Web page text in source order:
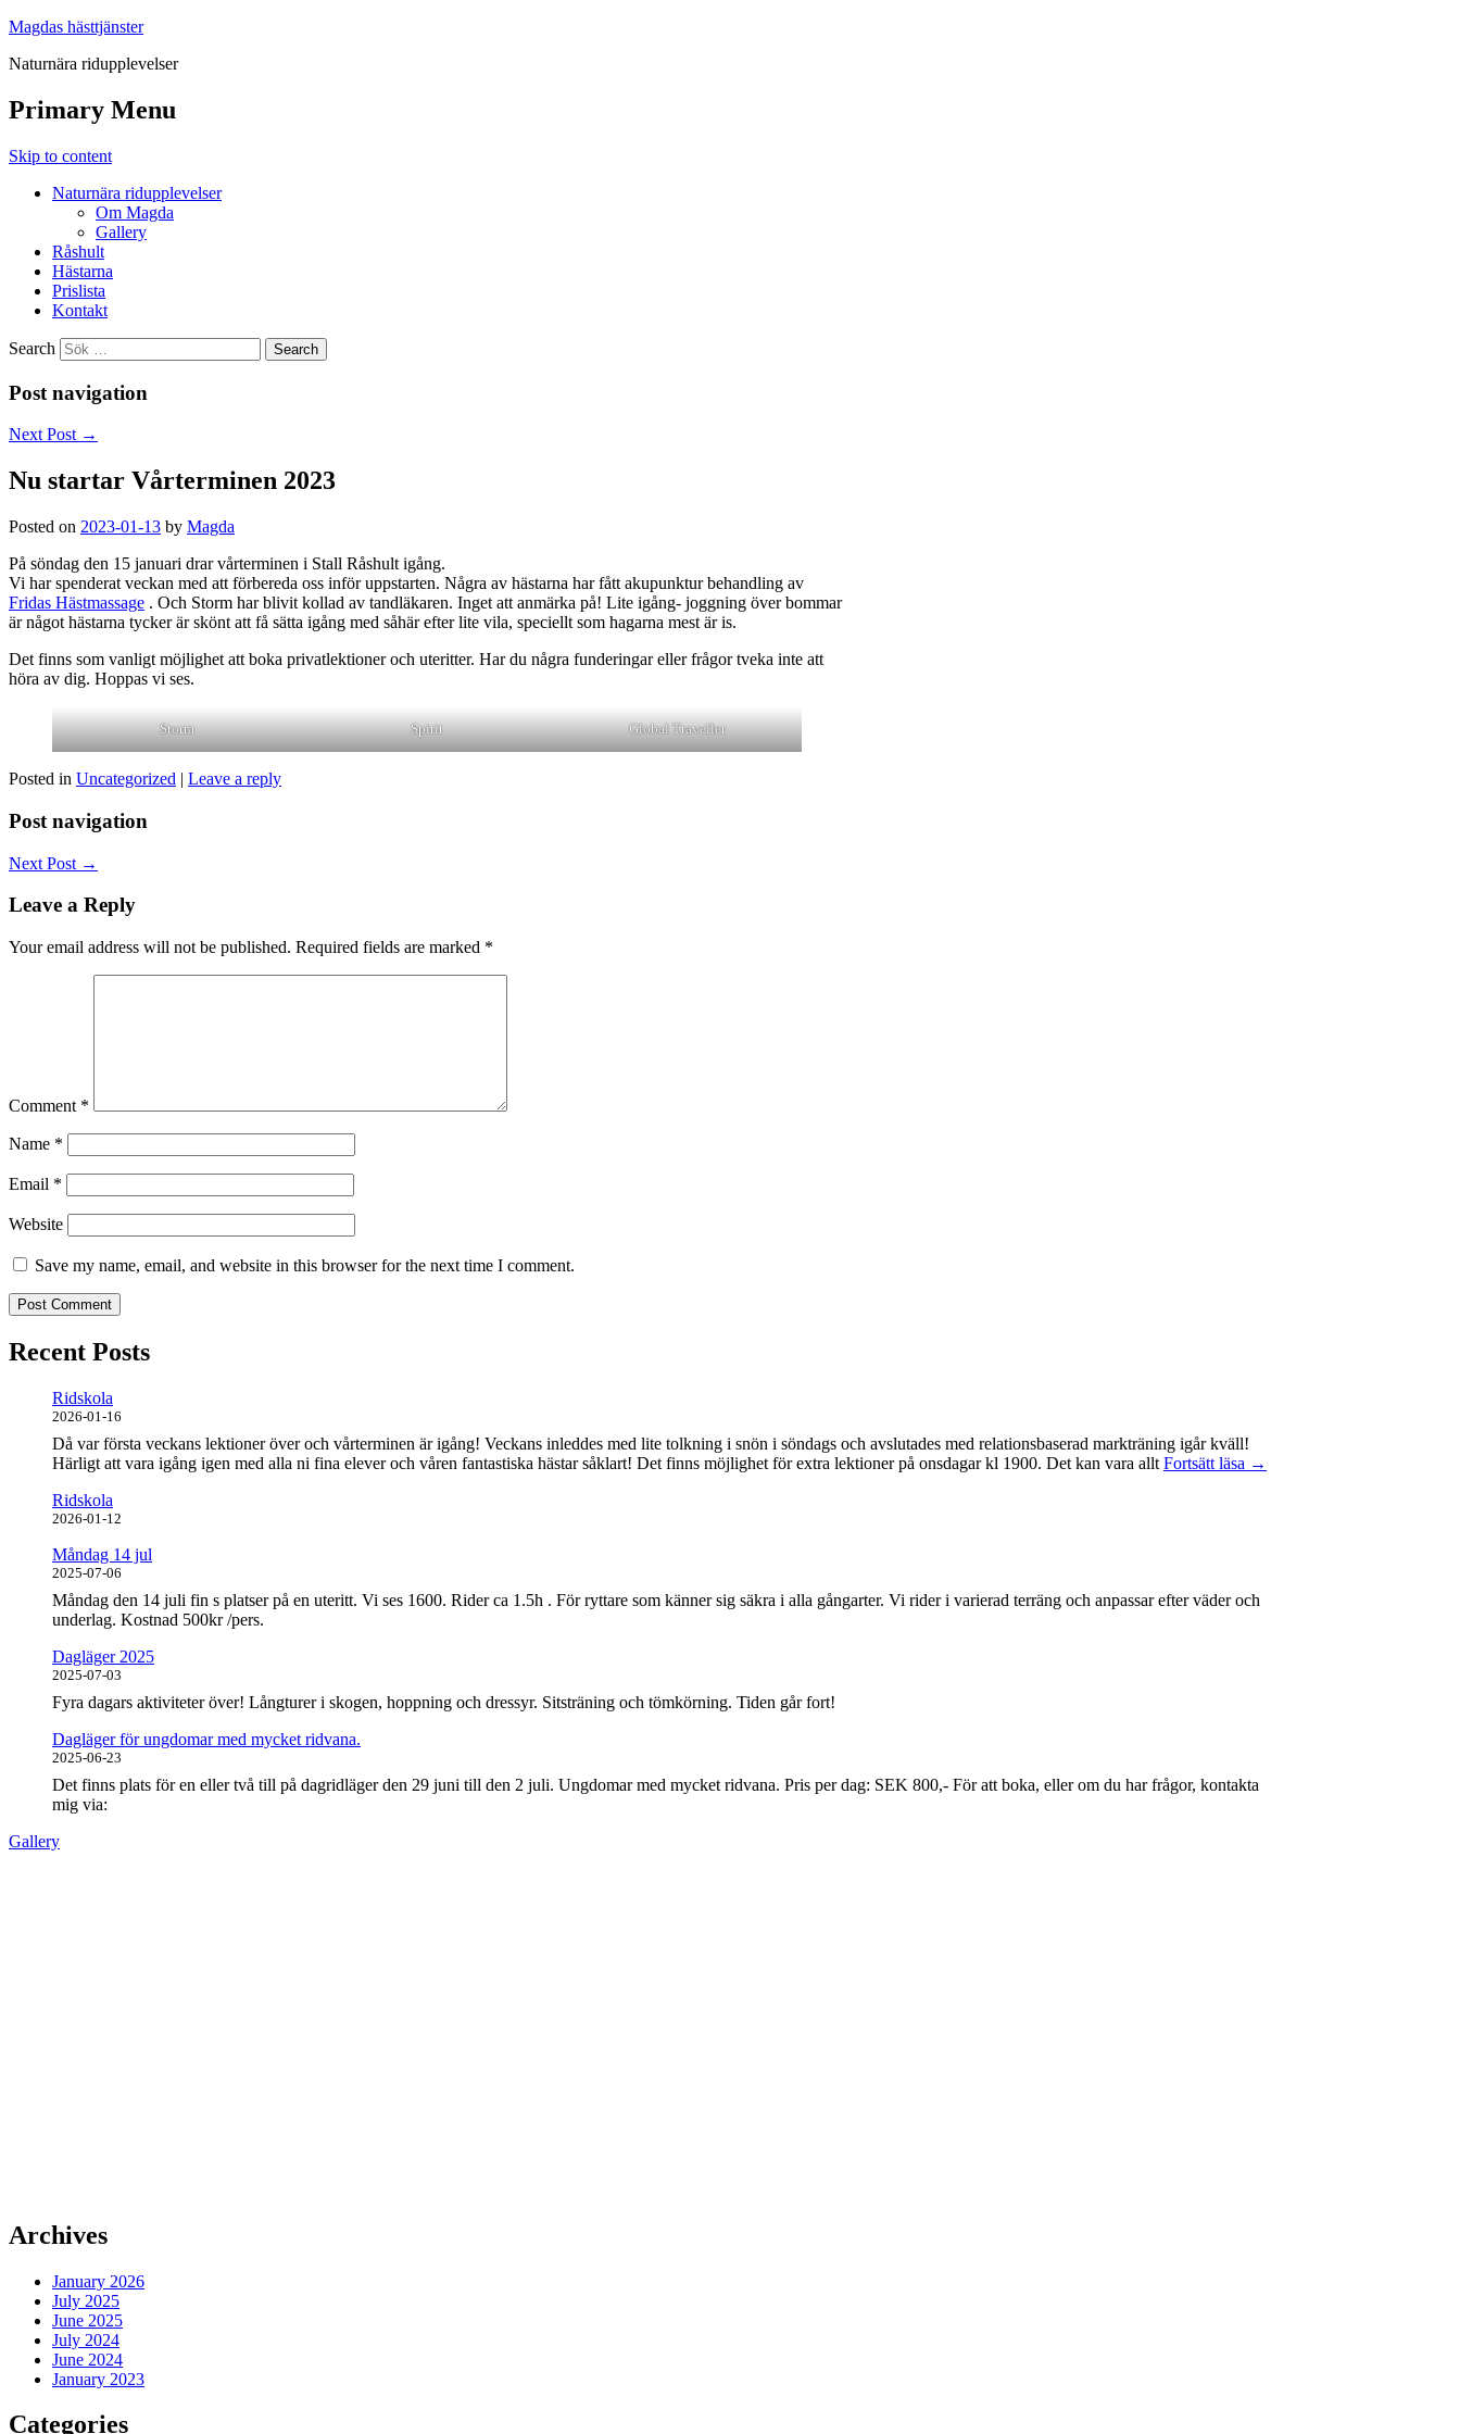
Magdas hästtjänster
Naturnära ridupplevelser
Primary Menu
Skip to content
Naturnära ridupplevelser
Om Magda
Gallery
Råshult
Hästarna
Prislista
Kontakt
Search
Post navigation
Next Post →
Nu startar Vårterminen 2023
Posted on 2023-01-13 by Magda
På söndag den 15 januari drar vårterminen i Stall Råshult igång.
Vi har spenderat veckan med att förbereda oss inför uppstarten. Några av hästarna har fått akupunktur behandling av
Fridas Hästmassage . Och Storm har blivit kollad av tandläkaren. Inget att anmärka på! Lite igång- joggning över bommar
är något hästarna tycker är skönt att få sätta igång med såhär efter lite vila, speciellt som hagarna mest är is.
Det finns som vanligt möjlighet att boka privatlektioner och uteritter. Har du några funderingar eller frågor tveka inte att
höra av dig. Hoppas vi ses.
Storm Spirit Global Traveller
Posted in Uncategorized | Leave a reply
Post navigation
Next Post →
Leave a Reply
Your email address will not be published. Required fields are marked *
Comment *
Name *
Email *
Website
Save my name, email, and website in this browser for the next time I comment.
Recent Posts
Ridskola
2026-01-16
Då var första veckans lektioner över och vårterminen är igång! Veckans inleddes med lite tolkning i snön i söndags och avslutades med relationsbaserad markträning igår kväll!
Härligt att vara igång igen med alla ni fina elever och våren fantastiska hästar såklart! Det finns möjlighet för extra lektioner på onsdagar kl 1900. Det kan vara allt Fortsätt läsa →
Ridskola
2026-01-12
Måndag 14 jul
2025-07-06
Måndag den 14 juli fin s platser på en uteritt. Vi ses 1600. Rider ca 1.5h . För ryttare som känner sig säkra i alla gångarter. Vi rider i varierad terräng och anpassar efter väder och
underlag. Kostnad 500kr /pers.
Dagläger 2025
2025-07-03
Fyra dagars aktiviteter över! Långturer i skogen, hoppning och dressyr. Sitsträning och tömkörning. Tiden går fort!
Dagläger för ungdomar med mycket ridvana.
2025-06-23
Det finns plats för en eller två till på dagridläger den 29 juni till den 2 juli. Ungdomar med mycket ridvana. Pris per dag: SEK 800,- För att boka, eller om du har frågor, kontakta
mig via:
Gallery
Archives
January 2026
July 2025
June 2025
July 2024
June 2024
January 2023
Categories